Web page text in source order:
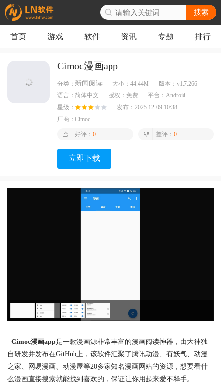
搜索
首页 游戏 软件 资讯 专题 排行
Cimoc漫画app
分类： 新闻阅读 大小： 44.44M 版本： v1.7.266
语言： 简体中文 授权： 免费 平台： Android
星级：
发布： 2025-12-09 10:38
厂商： Cimoc
好评： 0 差评： 0
立即下载
Cimoc漫画app是一款漫画源非常丰富的漫画阅读神器，由大神独
自研发并发布在GitHub上，该软件汇聚了腾讯动漫、有妖气、动漫
之家、网易漫画、动漫屋等20多家知名漫画网站的资源，想要看什
么漫画直接搜索就能找到喜欢的，保证让你用起来爱不释手。